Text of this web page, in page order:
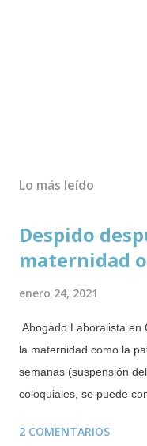
b
c
r
m
e
n
Lo más leído
Despido
maternidad
enero 24, 2021
Abogado Laboralista en
la maternidad como la
semanas (suspensión
coloquiales, se puede
obligatorio de 6
2 COMENTARIOS